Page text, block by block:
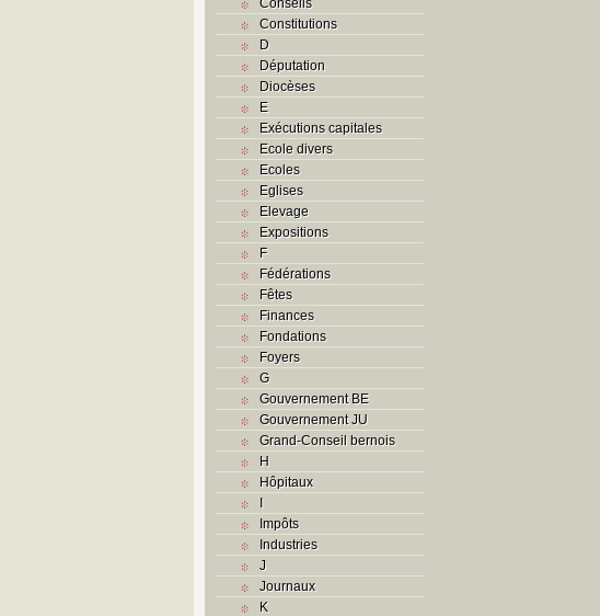
Constitutions
D
Députation
Diocèses
E
Exécutions capitales
Ecole divers
Ecoles
Eglises
Elevage
Expositions
F
Fédérations
Fêtes
Finances
Fondations
Foyers
G
Gouvernement BE
Gouvernement JU
Grand-Conseil bernois
H
Hôpitaux
I
Impôts
Industries
J
Journaux
K